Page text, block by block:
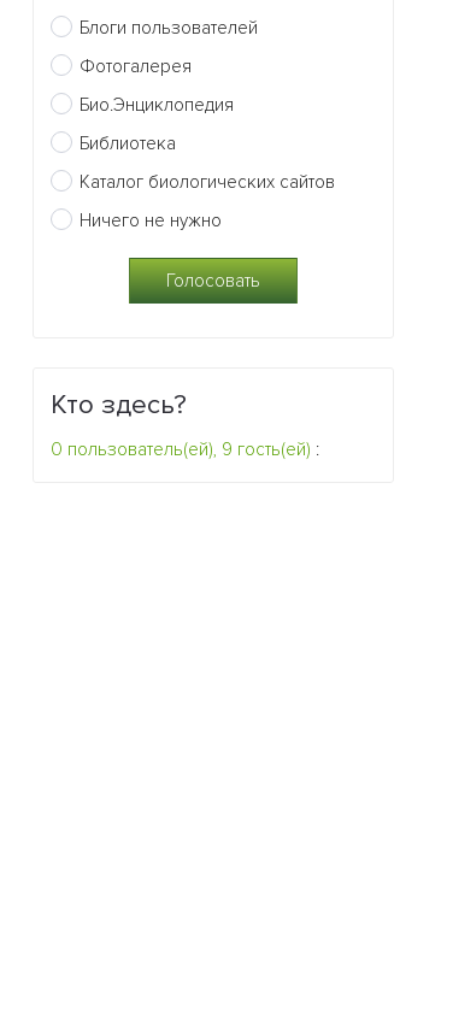
Блоги пользователей
Фотогалерея
Био.Энциклопедия
Библиотека
Каталог биологических сайтов
Ничего не нужно
Кто здесь?
0 пользователь(ей), 9 гость(ей) :